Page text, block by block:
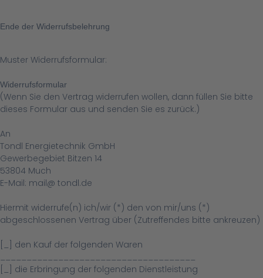
Ende der Widerrufsbelehrung
Muster Widerrufsformular:
Widerrufsformular
(Wenn Sie den Vertrag widerrufen wollen, dann füllen Sie bitte
dieses Formular aus und senden Sie es zurück.)
An
Tondl Energietechnik GmbH
Gewerbegebiet Bitzen 14
53804 Much
E-Mail: mail@ tondl.de
Hiermit widerrufe(n) ich/wir (*) den von mir/uns (*)
abgeschlossenen Vertrag über (Zutreffendes bitte ankreuzen)
[_] den Kauf der folgenden Waren
[_] die Erbringung der folgenden Dienstleistung